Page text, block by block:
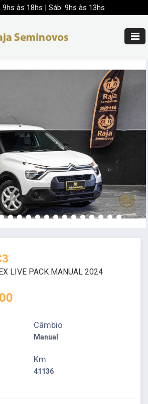
9hs às 18hs | Sáb: 9hs às 13hs
LIVE PACK MANUAL 2024
Câmbio
Manual
Km
41136